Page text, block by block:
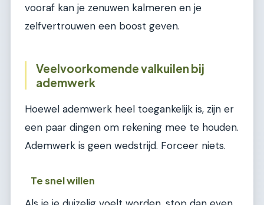
vooraf kan je zenuwen kalmeren en je
zelfvertrouwen een boost geven.
Veelvoorkomende valkuilen bij
ademwerk
Hoewel ademwerk heel toegankelijk is, zijn er
een paar dingen om rekening mee te houden.
Ademwerk is geen wedstrijd. Forceer niets.
Te snel willen